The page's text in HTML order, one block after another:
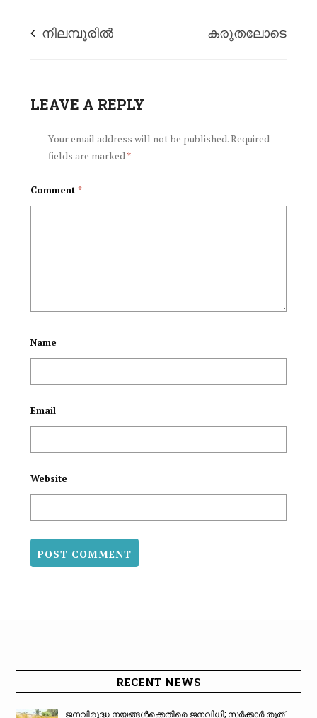
നിലമ്പൂരിൽ
വി അൻവർ ഷോക്ക്;
ചുങ്കത്തറ
നഷ്ടമായി;
പാസായി
കരുതലോടെ
മുമ്പ് കുഴിമന്തി
മൃതദേഹത്തിനു
LEAVE A REPLY
Your email address will not be published.Required
fields are marked*
Comment *
Name
Email
Website
RECENT NEWS
ജനവിരുദ്ധ നയങ്ങൾക്കെതിരെ ജനവിധി; സർക്കാർ തൂത്...